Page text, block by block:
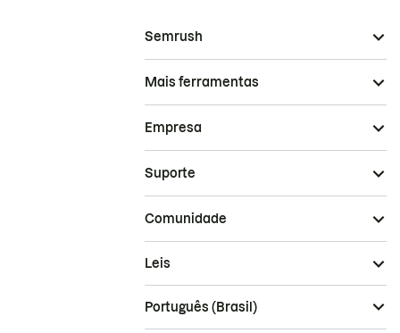
Semrush
Mais ferramentas
Empresa
Suporte
Comunidade
Leis
Português (Brasil)